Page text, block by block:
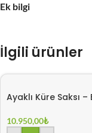
Ek bilgi
İlgili ürünler
Ayaklı Küre Saksı
10.950,00₺